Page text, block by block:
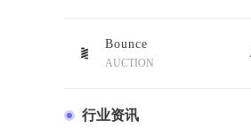
Bounce
AUCTION
行业资讯